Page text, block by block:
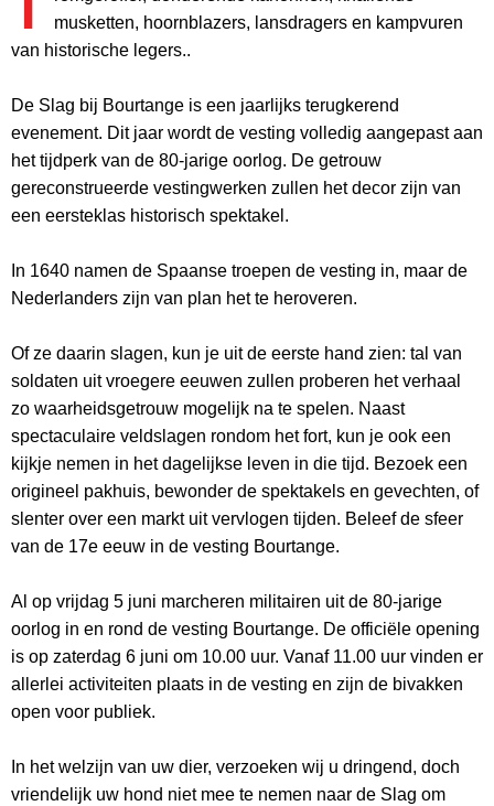
musketten, hoornblazers, lansdragers en kampvuren
van historische legers..
De Slag bij Bourtange is een jaarlijks terugkerend
evenement. Dit jaar wordt de vesting volledig aangepast aan
het tijdperk van de 80-jarige oorlog. De getrouw
gereconstrueerde vestingwerken zullen het decor zijn van
een eersteklas historisch spektakel.
In 1640 namen de Spaanse troepen de vesting in, maar de
Nederlanders zijn van plan het te heroveren.
Of ze daarin slagen, kun je uit de eerste hand zien: tal van
soldaten uit vroegere eeuwen zullen proberen het verhaal
zo waarheidsgetrouw mogelijk na te spelen. Naast
spectaculaire veldslagen rondom het fort, kun je ook een
kijkje nemen in het dagelijkse leven in die tijd. Bezoek een
origineel pakhuis, bewonder de spektakels en gevechten, of
slenter over een markt uit vervlogen tijden. Beleef de sfeer
van de 17e eeuw in de vesting Bourtange.
Al op vrijdag 5 juni marcheren militairen uit de 80-jarige
oorlog in en rond de vesting Bourtange. De officiële opening
is op zaterdag 6 juni om 10.00 uur. Vanaf 11.00 uur vinden er
allerlei activiteiten plaats in de vesting en zijn de bivakken
open voor publiek.
In het welzijn van uw dier, verzoeken wij u dringend, doch
vriendelijk uw hond niet mee te nemen naar de Slag om